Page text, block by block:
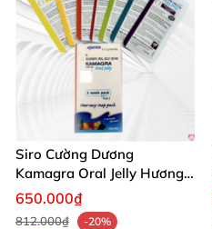
Siro Cường Dương
Kamagra Oral Jelly Hương
Trái Cây Một Hộp 7 Gói
650.000₫
812.000₫
-20%